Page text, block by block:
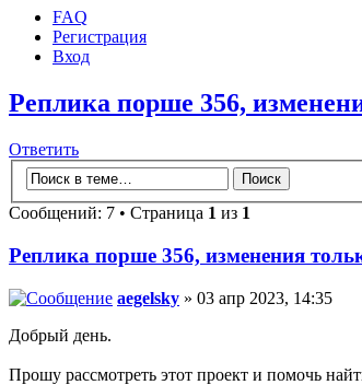
FAQ
Регистрация
Вход
Реплика порше 356,
Ответить
Сообщений: 7 • Страница 1 из 1
Реплика порше 356, изменения
aegelsky » 03 апр 2023, 14:35
Добрый день.
Прошу рассмотреть этот проект и помочь